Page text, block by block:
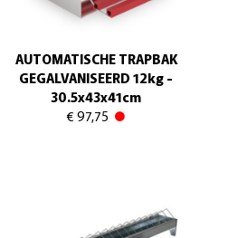
AUTOMATISCHE TRAPBAK
GEGALVANISEERD 12kg -
30.5x43x41cm
€ 97,75